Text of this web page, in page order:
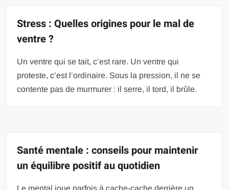
Stress : Quelles origines pour le mal de
ventre ?
Un ventre qui se tait, c’est rare. Un ventre qui
proteste, c’est l’ordinaire. Sous la pression, il ne se
contente pas de murmurer : il serre, il tord, il brûle.
Santé mentale : conseils pour maintenir
un équilibre positif au quotidien
Le mental joue parfois à cache-cache derrière un